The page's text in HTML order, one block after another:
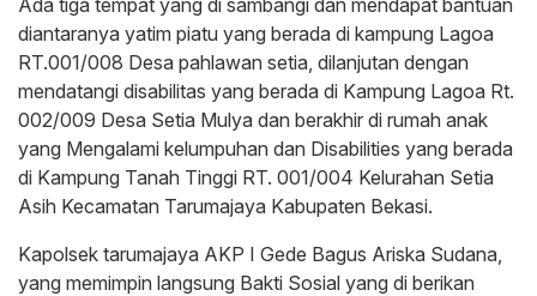
diantaranya yatim piatu yang berada di kampung Lagoa
RT.001/008 Desa pahlawan setia, dilanjutan dengan
mendatangi disabilitas yang berada di Kampung Lagoa Rt.
002/009 Desa Setia Mulya dan berakhir di rumah anak
yang Mengalami kelumpuhan dan Disabilities yang berada
di Kampung Tanah Tinggi RT. 001/004 Kelurahan Setia
Asih Kecamatan Tarumajaya Kabupaten Bekasi.
Kapolsek tarumajaya AKP I Gede Bagus Ariska Sudana,
yang memimpin langsung Bakti Sosial yang di berikan